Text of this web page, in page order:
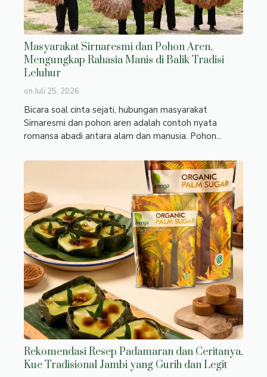
Masyarakat Sirnaresmi dan Pohon Aren,
Mengungkap Rahasia Manis di Balik Tradisi
Leluhur
on Juli 25, 2026
Bicara soal cinta sejati, hubungan masyarakat
Sirnaresmi dan pohon aren adalah contoh nyata
romansa abadi antara alam dan manusia. Pohon...
Rekomendasi Resep Padamaran dan Ceritanya,
Kue Tradisional Jambi yang Gurih dan Legit